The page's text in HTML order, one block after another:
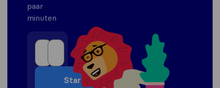
paar
minuten
Start